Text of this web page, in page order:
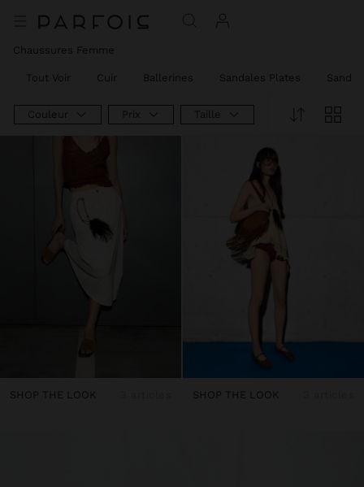
Chaussures Femme​
Tout Voir Cuir Ballerines Sandales Plates
Couleur Prix Taille
SHOP THE LOOK SHOP THE LOOK